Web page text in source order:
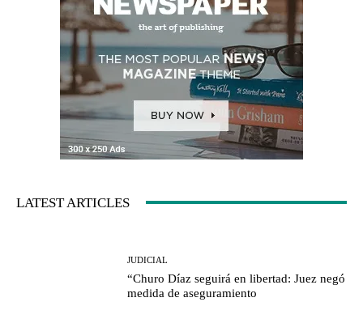
LATEST ARTICLES
JUDICIAL
“Churo Díaz seguirá en libertad: Juez negó
medida de aseguramiento